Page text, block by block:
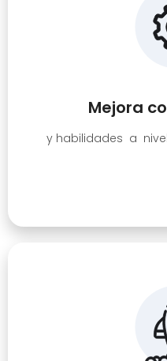
Mejora
y habilidades a